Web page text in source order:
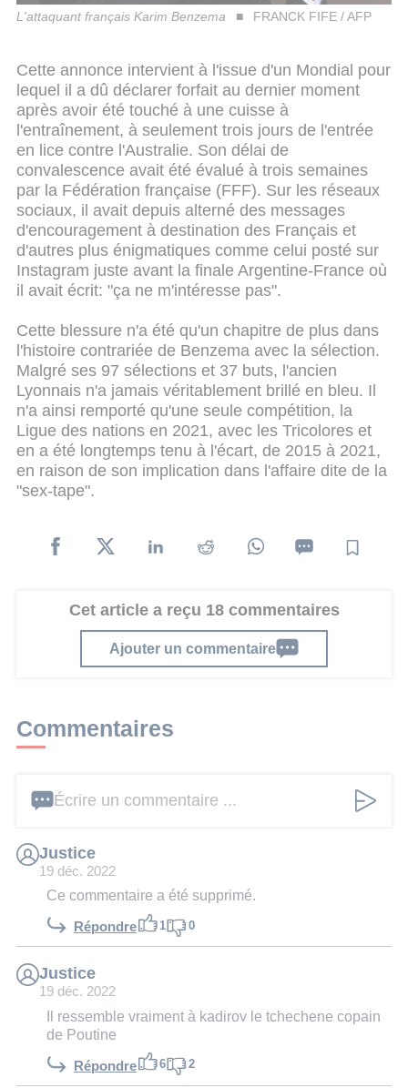
L'attaquant français Karim Benzema FRANCK FIFE / AFP
Cette annonce intervient à l'issue d'un Mondial pour
lequel il a dû déclarer forfait au dernier moment
après avoir été touché à une cuisse à
l'entraînement, à seulement trois jours de l'entrée
en lice contre l'Australie. Son délai de
convalescence avait été évalué à trois semaines
par la Fédération française (FFF). Sur les réseaux
sociaux, il avait depuis alterné des messages
d'encouragement à destination des Français et
d'autres plus énigmatiques comme celui posté sur
Instagram juste avant la finale Argentine-France où
il avait écrit: "ça ne m'intéresse pas".
Cette blessure n'a été qu'un chapitre de plus dans
l'histoire contrariée de Benzema avec la sélection.
Malgré ses 97 sélections et 37 buts, l'ancien
Lyonnais n'a jamais véritablement brillé en bleu. Il
n'a ainsi remporté qu'une seule compétition, la
Ligue des nations en 2021, avec les Tricolores et
en a été longtemps tenu à l'écart, de 2015 à 2021,
en raison de son implication dans l'affaire dite de la
"sex-tape".
Cet article a reçu 18 commentaires
Ajouter un commentaire
Commentaires
Écrire un commentaire ...
Justice
19 déc. 2022
Ce commentaire a été supprimé.
Répondre 1 0
Justice
19 déc. 2022
Il ressemble vraiment à kadirov le tchechene copain
de Poutine
Répondre 6 2